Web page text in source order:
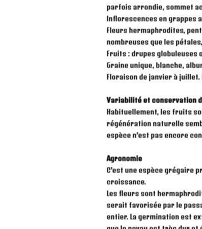
parfois arrondie, sommet
Inflorescences en grappes
Fleurs hermaphrodites,
nombreuses que les
Fruits : drupes globuleuses
Graine unique, blanche,
Floraison de janvier à
Variabilité et conservation
Habituellement, les fruits
régénération naturelle
espèce n’est pas encore
Agronomie
C’est une espèce grégaire
croissance.
Les fleurs sont
serait favorisée par le
entier. La germination est